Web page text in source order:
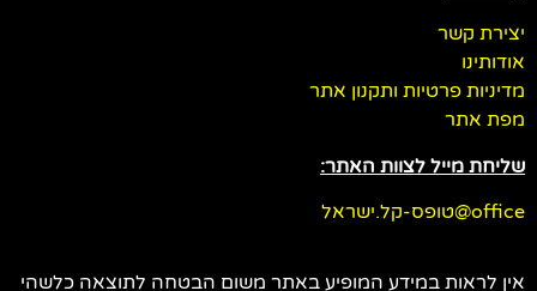
יצירת קשר
אודותינו
מדיניות פרטיות ותקנון אתר
מפת אתר
שליחת מייל לצוות האתר:
office@טופס-קל.ישראל
אין לראות במידע המופיע באתר משום הבטחה לתוצאה כלשהי